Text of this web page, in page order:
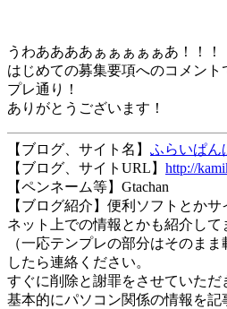
うわああああぁぁぁぁぁあ！！！
はじめての募集要項へのコメン
プレ通り！
ありがとうございます！
【ブログ、サイト名】 ふらいぱん
【ブログ、サイトURL】 http://
【ペンネーム等】Gtachan
【ブログ紹介】便利ソフトとかサ
ネット上での情報とかも紹介して
（一応テンプレの部分はそのま
したら連絡ください。
すぐに削除と謝罪をさせていただ
基本的にパソコン関係の情報を記